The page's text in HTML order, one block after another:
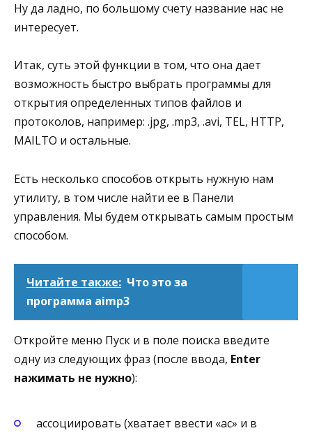
Ну да ладно, по большому счету название нас не
интересует.
Итак, суть этой функции в том, что она дает
возможность быстро выбрать программы для
открытия определенных типов файлов и
протоколов, например: .jpg, .mp3, .avi, TEL, HTTP,
MAILTO и остальные.
Есть несколько способов открыть нужную нам
утилиту, в том числе найти ее в Панели
управления. Мы будем открывать самым простым
способом.
Читайте также: Что это за
программа aimp3
Откройте меню Пуск и в поле поиска введите
одну из следующих фраз (после ввода, Enter
нажимать не нужно):
ассоциировать (хватает ввести «ас» и в